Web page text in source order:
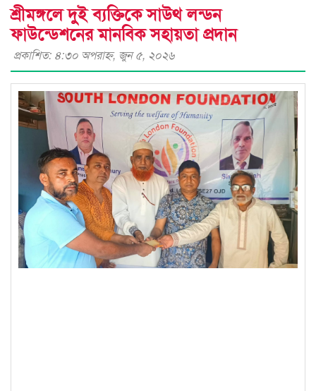
শ্রীমঙ্গলে দুই ব্যক্তিকে সাউথ লন্ডন
ফাউন্ডেশনের মানবিক সহায়তা প্রদান
প্রকাশিত: ৪:৩০ অপরাহ্ণ, জুন ৫, ২০২৬